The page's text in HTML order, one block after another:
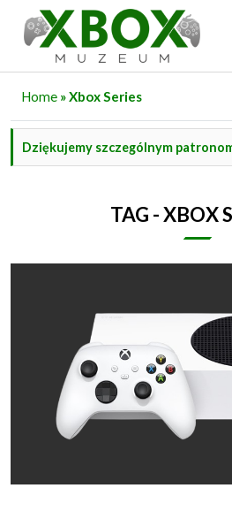
Home » Xbox Series
Dziękujemy szczególnym
TAG - XBOX